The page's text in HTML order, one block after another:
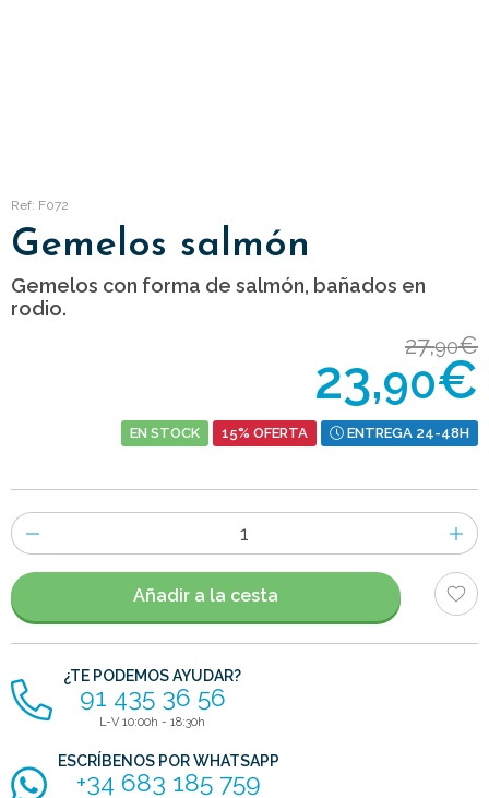
Ref: F072
Gemelos salmón
Gemelos con forma de salmón, bañados en
rodio.
27,90€
23,90€
EN STOCK 15% OFERTA ENTREGA 24-48H
Número
de
artículos
Añadir a la cesta
¿TE PODEMOS AYUDAR?
91 435 36 56
L-V 10:00h - 18:30h
ESCRÍBENOS POR WHATSAPP
+34 683 185 759